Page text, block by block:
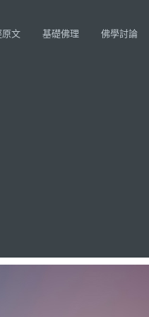
文 基礎佛理 佛學討論